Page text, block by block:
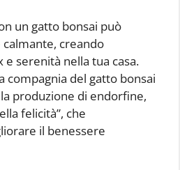
un gatto bonsai può
creando
e serenità nella tua casa.
compagnia del gatto bonsai
produzione di endorfine,
felicità”, che
il benessere